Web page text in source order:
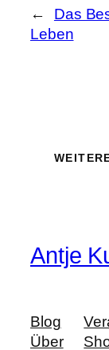
←
Das
Leben
Antje
Blog
Über